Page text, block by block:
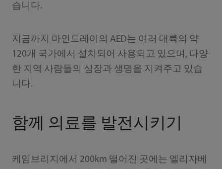
습니다.
지금까지 마인드레이의 AED는 여러 대륙의 약
120개 국가에서 설치되어 사용되고 있으며, 다양
한 지역 사람들의 심장과 생명을 지켜주고 있습
니다.
함께 의료를 발전시키기
케임브리지에서 200km 떨어진 곳에는 엘리자베